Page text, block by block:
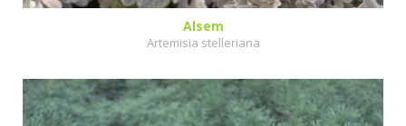
Alsem
Artemisia stelleriana